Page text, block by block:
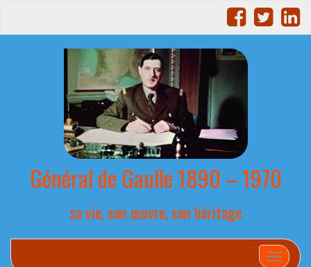
Général de Gaulle 1890 – 1970
sa vie, son œuvre, son héritage